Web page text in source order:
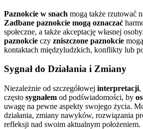
Paznokcie w snach mogą także rzutować
Zadbane paznokcie mogą oznaczać
społeczne, a także akceptację własnej
paznokcie czy zniszczone paznokcie
kontaktach międzyludzkich, konflikty lub
Sygnał do Działania i Zmiany
Niezależnie od szczegółowej interpretacji,
często sygnałem od podświadomości, by
uwagę na pewne aspekty swojego życia.
działania, zmiany nawyków, rozwiązania
refleksji nad swoim aktualnym położeniem.